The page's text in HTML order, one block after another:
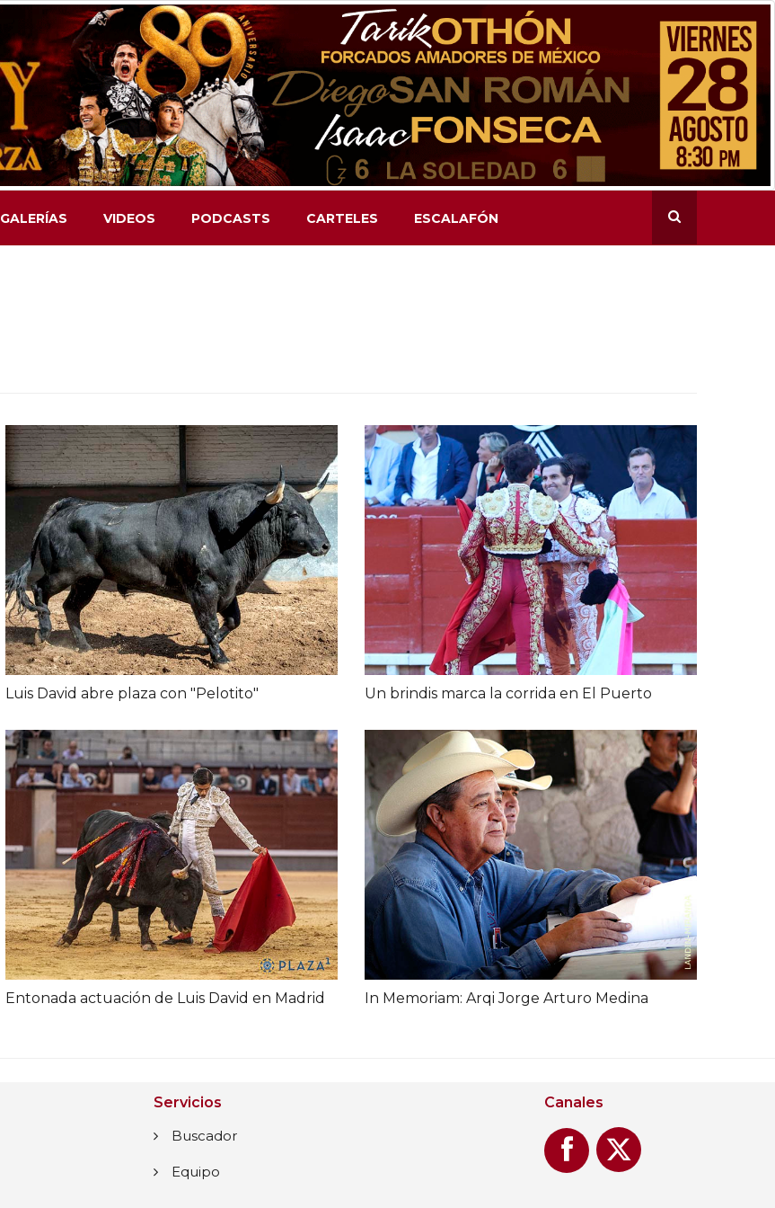
GALERÍAS VIDEOS PODCASTS CARTELES ESCALAFÓN
Entonada actuación de Luis David en Madrid In Memoriam: Arqi Jorge Arturo Medina
Luis David abre plaza con "Pelotito" Un brindis marca la corrida en El Puerto
Servicios
Buscador
Equipo
Canales